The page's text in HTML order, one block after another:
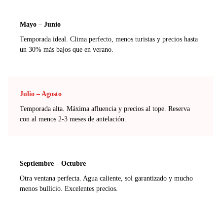
Mayo – Junio
Temporada ideal. Clima perfecto, menos turistas y precios hasta
un 30% más bajos que en verano.
Julio – Agosto
Temporada alta. Máxima afluencia y precios al tope. Reserva
con al menos 2-3 meses de antelación.
Septiembre – Octubre
Otra ventana perfecta. Agua caliente, sol garantizado y mucho
menos bullicio. Excelentes precios.